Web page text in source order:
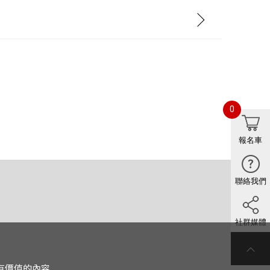
報名車
0
聯絡我們
社群媒體